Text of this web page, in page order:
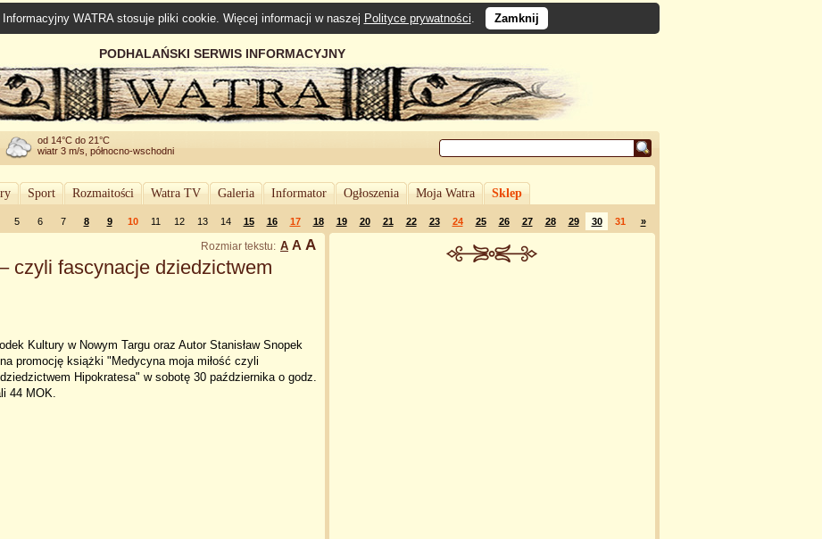
WATRA stosuje pliki cookie. Więcej informacji w naszej Polityce prywatności. Zamknij
PODHALAŃSKI SERWIS INFORMACYJNY
od 14°C do 21°C
wiatr 3 m/s, północno-wschodni
Sport Rozmaitości Watra TV Galeria Informator Ogłoszenia Moja Watra Sklep
5 6 7 8 9 10 11 12 13 14 15 16 17 18 19 20 21 22 23 24 25 26 27 28 29 30 31 »
Rozmiar tekstu: A A A
czyli fascynacje dziedzictwem
Kultury w Nowym Targu oraz Autor Stanisław Snopek
promocję książki "Medycyna moja miłość czyli
Hipokratesa" w sobotę 30 października o godz.
44 MOK.